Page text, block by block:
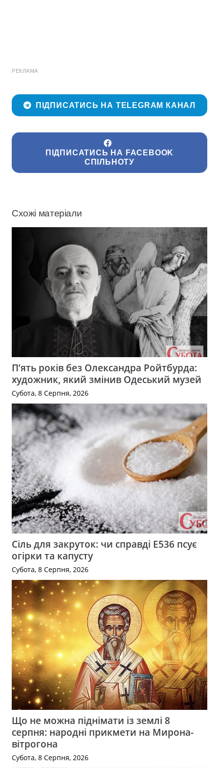
РЕКЛАМА
ПІДПИСАТИСЬ НА TELEGRAM КАНАЛ
ПІДПИСАТИСЬ НА FACEBOOK
СПІЛЬНОТУ
Схожі матеріали
П’ять років без Олександра Ройтбурда:
художник, який змінив Одеський музей
Субота, 8 Серпня, 2026
Сіль для закруток: чи справді Е536 псує
огірки та капусту
Субота, 8 Серпня, 2026
Що не можна піднімати із землі 8
серпня: народні прикмети на Мирона-
вітрогона
Субота, 8 Серпня, 2026